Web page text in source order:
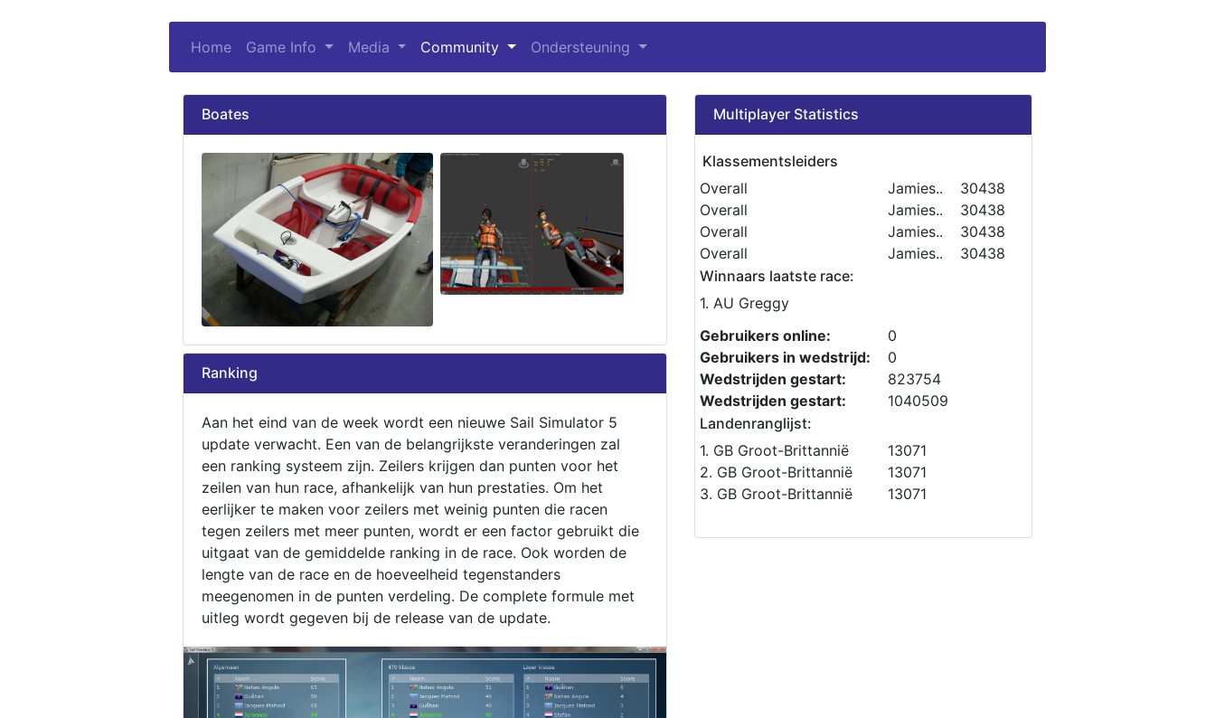
Home Game Info (current)
Media Community Ondersteuning
Boates
Ranking
Aan het eind van de week wordt een nieuwe Sail Simulator 5
update verwacht. Een van de belangrijkste veranderingen zal
een ranking systeem zijn. Zeilers krijgen dan punten voor het
zeilen van hun race, afhankelijk van hun prestaties. Om het
eerlijker te maken voor zeilers met weinig punten die racen
tegen zeilers met meer punten, wordt er een factor gebruikt die
uitgaat van de gemiddelde ranking in de race. Ook worden de
lengte van de race en de hoeveelheid tegenstanders
meegenomen in de punten verdeling. De complete formule met
uitleg wordt gegeven bij de release van de update.
Multiplayer Statistics
Klassementsleiders
Overall
Jamies..
30438
Overall
Jamies..
30438
Overall
Jamies..
30438
Overall
Jamies..
30438
Winnaars laatste race:
1. AU Greggy
Gebruikers online:
0
Gebruikers in wedstrijd:
0
Wedstrijden gestart:
823754
Wedstrijden gestart:
1040509
Landenranglijst:
1. GB Groot-Brittannië
13071
2. GB Groot-Brittannië
13071
3. GB Groot-Brittannië
13071